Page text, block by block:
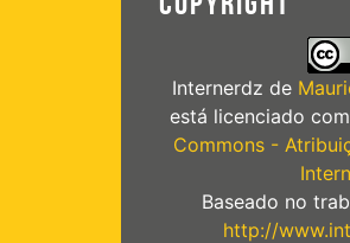
Internerdz de
está licenciado
Commons -
Baseado no
http://